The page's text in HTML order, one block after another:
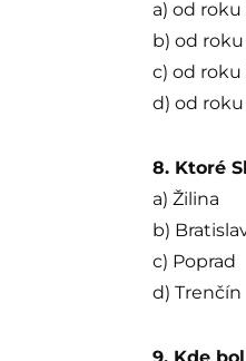
a) od roku
b) od
c) od roku
d) od
8. Ktoré
a) Žilina
b)
c) Poprad
d) Trenčín